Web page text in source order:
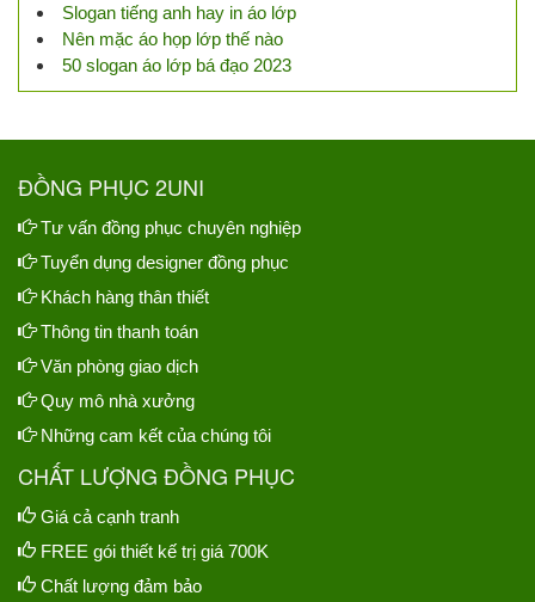
Slogan tiếng anh hay in áo lớp
Nên mặc áo họp lớp thế nào
50 slogan áo lớp bá đạo 2023
ĐỒNG PHỤC 2UNI
Tư vấn đồng phục chuyên nghiệp
Tuyển dụng designer đồng phục
Khách hàng thân thiết
Thông tin thanh toán
Văn phòng giao dịch
Quy mô nhà xưởng
Những cam kết của chúng tôi
CHẤT LƯỢNG ĐỒNG PHỤC
Giá cả cạnh tranh
FREE gói thiết kế trị giá 700K
Chất lượng đảm bảo